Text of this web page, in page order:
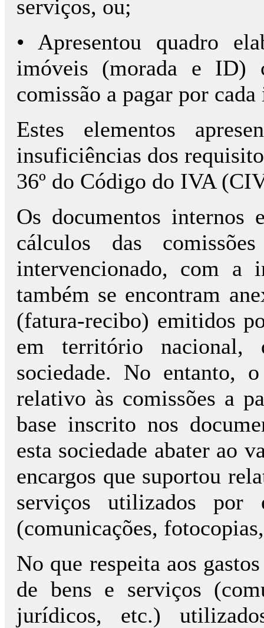
serviços, ou;
• Apresentou quadro
imóveis (morada e ID)
comissão a pagar por
Estes elementos
insuficiências dos
36º do Código do IVA
Os documentos internos
cálculos das
intervencionado, com a
também se encontram
(fatura-recibo) emitidos
em território nacional,
sociedade. No entanto,
relativo às comissões a
base inscrito nos
esta sociedade abater ao
encargos que suportou
serviços utilizados por
(comunicações,
No que respeita aos
de bens e serviços
jurídicos, etc.)